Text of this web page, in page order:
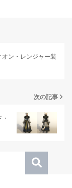
オン・レンジャー装
次の記事